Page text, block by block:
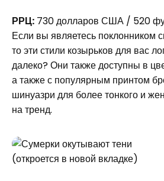
РРЦ: 730 долларов США / 520
Если вы являетесь поклонником
то эти стили козырьков для вас
далеко? Они также доступны в
а также с популярным принтом
шинуазри для более тонкого и
на тренд.
(откроется в новой вкладке)